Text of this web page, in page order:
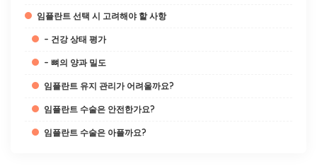
임플란트 선택 시 고려해야 할 사항
– 건강 상태 평가
– 뼈의 양과 밀도
임플란트 유지 관리가 어려울까요?
임플란트 수술은 안전한가요?
임플란트 수술은 아플까요?